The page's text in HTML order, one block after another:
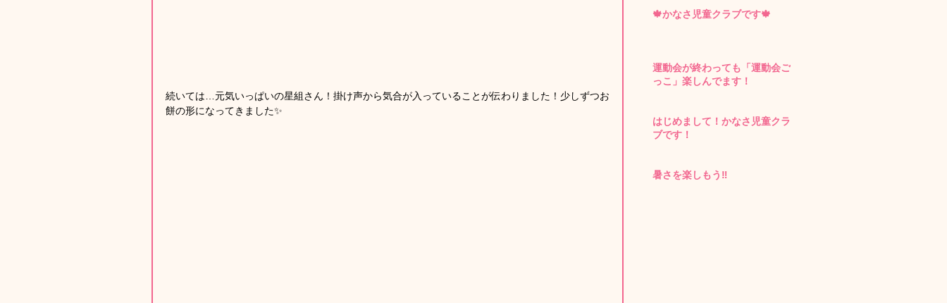
続いては…元気いっぱいの星組さん！掛け声から気合が入っていることが伝わりました！少しずつお
餅の形になってきました✨
🍁かなさ児童クラブです🍁
運動会が終わっても「運動会ご
っこ」楽しんでます！
はじめまして！かなさ児童クラ
ブです！
暑さを楽しもう‼